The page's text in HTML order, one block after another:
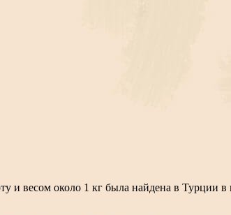
весом около 1 кг была найдена в Турции в